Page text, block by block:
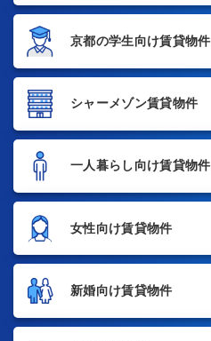
京都の学生向け賃貸物件
シャーメゾン賃貸物件
一人暮らし向け賃貸物件
女性向け賃貸物件
新婚向け賃貸物件